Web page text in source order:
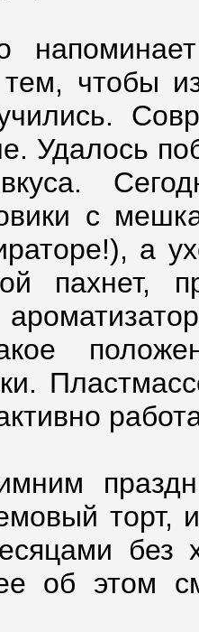
чтобы
Удалось
с
а
пахнет,
торт,
без
об этом